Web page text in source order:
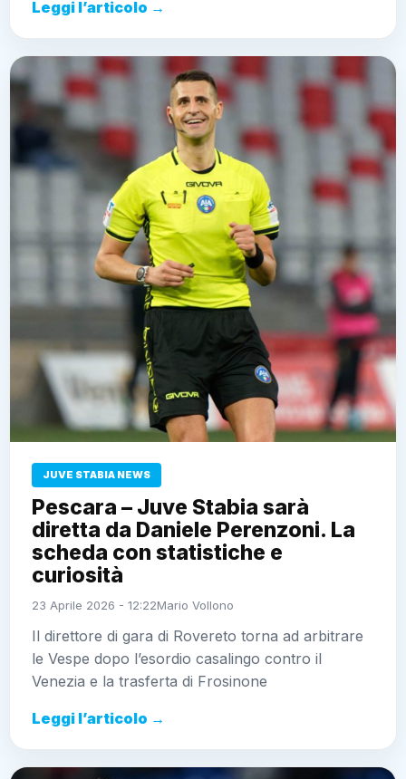
Leggi l’articolo →
JUVE STABIA NEWS
Pescara – Juve Stabia sarà
diretta da Daniele Perenzoni. La
scheda con statistiche e
curiosità
23 Aprile 2026 - 12:22Mario Vollono
Il direttore di gara di Rovereto torna ad arbitrare
le Vespe dopo l’esordio casalingo contro il
Venezia e la trasferta di Frosinone
Leggi l’articolo →